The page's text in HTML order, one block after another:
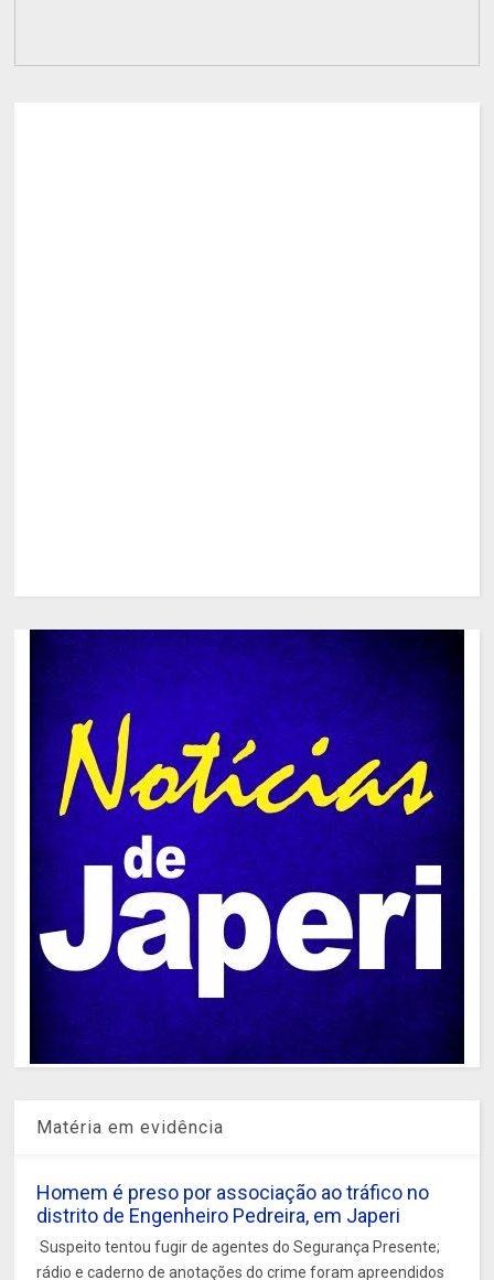
Matéria em evidência
Homem é preso por associação ao tráfico no
distrito de Engenheiro Pedreira, em Japeri
Suspeito tentou fugir de agentes do Segurança Presente;
rádio e caderno de anotações do crime foram apreendidos